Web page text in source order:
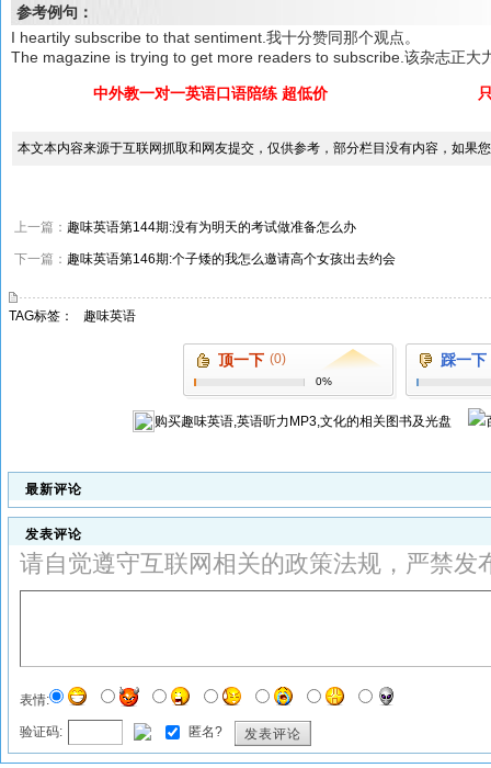
参考例句：
I heartily subscribe to that sentiment.我十分赞同那个观点。
The magazine is trying to get more readers to subscribe.该杂志正大
中外教一对一英语口语陪练 超低价
本文本内容来源于互联网抓取和网友提交，仅供参考，部分栏目没有内容，如果
上一篇： 趣味英语第144期:没有为明天的考试做准备怎么办
下一篇： 趣味英语第146期:个子矮的我怎么邀请高个女孩出去约会
TAG标签： 趣味英语
顶一下 (0)
0%
踩一下
购买趣味英语,英语听力MP3,文化的相关图书及光盘
最新评论
发表评论
请自觉遵守互联网相关的政策法规，严禁发
表情:
验证码: 匿名? 发表评论